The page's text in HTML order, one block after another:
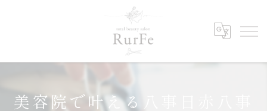
美容院で叶える八事日赤八事